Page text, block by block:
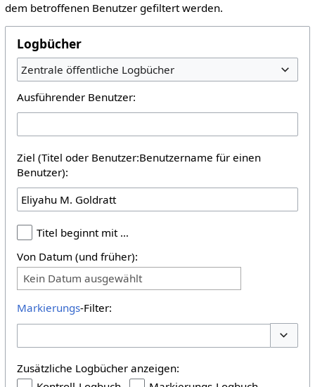
dem betroffenen Benutzer gefiltert werden.
Logbücher
Zentrale öffentliche Logbücher
Ausführender Benutzer:
Ziel (Titel oder Benutzer:Benutzername für einen
Benutzer):
Titel beginnt mit …
Von Datum (und früher):
Kein Datum ausgewählt
Markierungs-Filter:
Zusätzliche Logbücher anzeigen: